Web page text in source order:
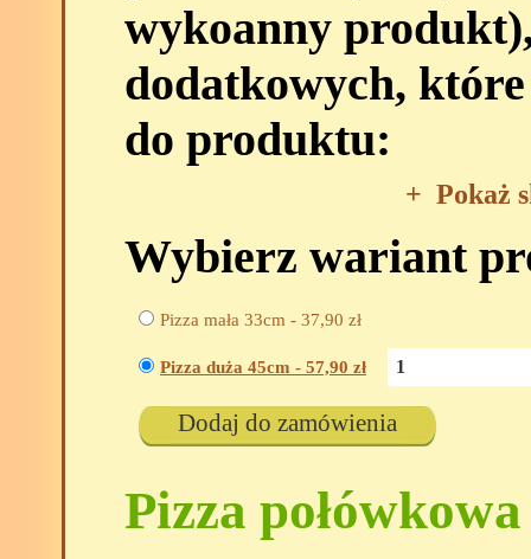
wykoanny
dodatkowych,
do produktu:
+ Pokaż
Wybierz wariant
Pizza mała 33cm - 37,90 zł
Pizza duża 45cm - 57,90 zł
Dodaj do zamówienia
Pizza połówkowa